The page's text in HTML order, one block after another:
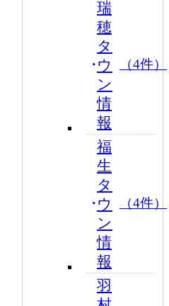
瑞
穂
タ
ウ
ン
情
報
（4件）
福
生
タ
ウ
ン
情
報
（4件）
羽